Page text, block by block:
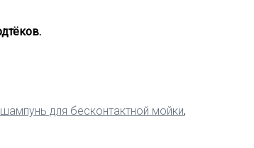
для бесконтактной мойки,